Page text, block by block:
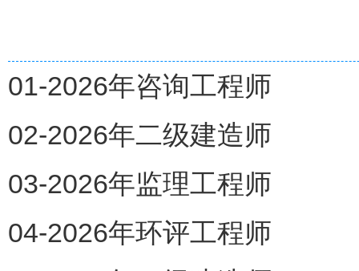
01-2026年咨询工程师
02-2026年二级建造师
03-2026年监理工程师
04-2026年环评工程师